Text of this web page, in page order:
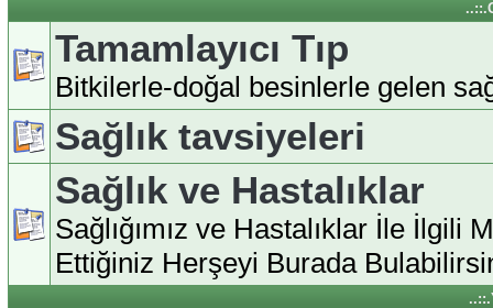
Tamamlayıcı Tıp
Bitkilerle-doğal besinlerle gelen
Sağlık tavsiyeleri
Sağlık ve Hastalıklar
Sağlığımız ve Hastalıklar İle İlgili
Ettiğiniz Herşeyi Burada